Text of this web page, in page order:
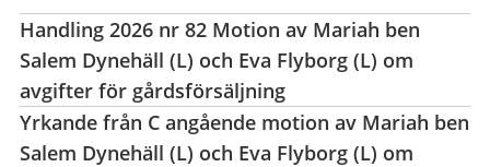
Handling 2026 nr 82 Motion av Mariah ben
Salem Dynehäll (L) och Eva Flyborg (L) om
avgifter för gårdsförsäljning
Yrkande från C angående motion av Mariah ben
Salem Dynehäll (L) och Eva Flyborg (L) om